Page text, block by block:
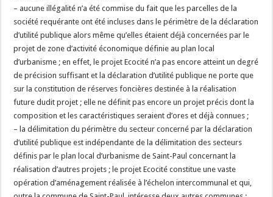
– aucune illégalité n’a été commise du fait que les parcelles de la
société requérante ont été incluses dans le périmètre de la déclaration
d’utilité publique alors même qu’elles étaient déjà concernées par le
projet de zone d’activité économique définie au plan local
d’urbanisme ; en effet, le projet Ecocité n’a pas encore atteint un degré
de précision suffisant et la déclaration d’utilité publique ne porte que
sur la constitution de réserves foncières destinée à la réalisation
future dudit projet ; elle ne définit pas encore un projet précis dont la
composition et les caractéristiques seraient d’ores et déjà connues ;
– la délimitation du périmètre du secteur concerné par la déclaration
d’utilité publique est indépendante de la délimitation des secteurs
définis par le plan local d’urbanisme de Saint-Paul concernant la
réalisation d’autres projets ; le projet Ecocité constitue une vaste
opération d’aménagement réalisée à l’échelon intercommunal et qui,